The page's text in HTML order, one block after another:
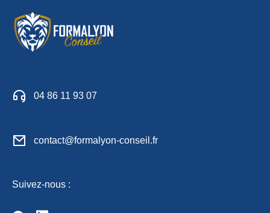
04 86 11 93 07
contact@formalyon-conseil.fr
Suivez-nous :